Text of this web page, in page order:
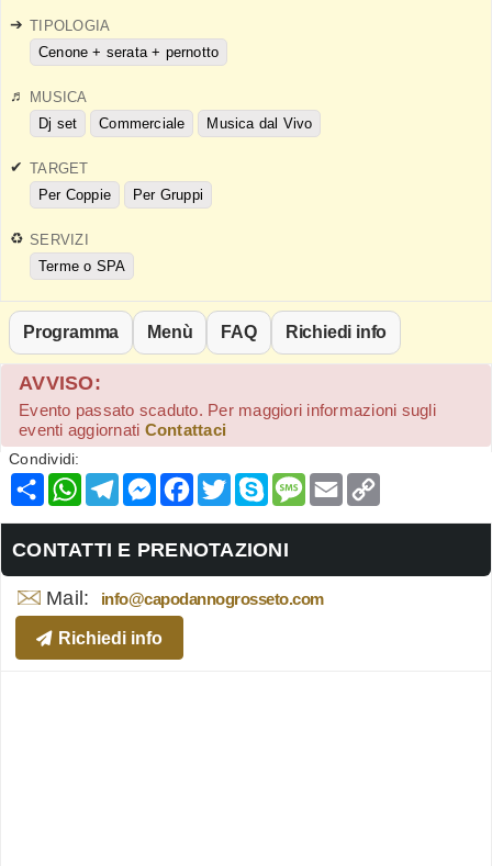
TIPOLOGIA
Cenone + serata + pernotto
MUSICA
Dj set
Commerciale Musica dal Vivo
TARGET
Per Coppie
Per Gruppi
SERVIZI
Terme o SPA
Programma Menù FAQ Richiedi info
AVVISO:
Evento passato scaduto. Per maggiori informazioni sugli
eventi aggiornati Contattaci
Condividi:
Condividi
WhatsApp
Telegram
Messenger
Facebook
TwitterSkypeMessage
Email
CONTATTI E PRENOTAZIONI
Mail: info@capodannogrosseto.com
Richiedi info